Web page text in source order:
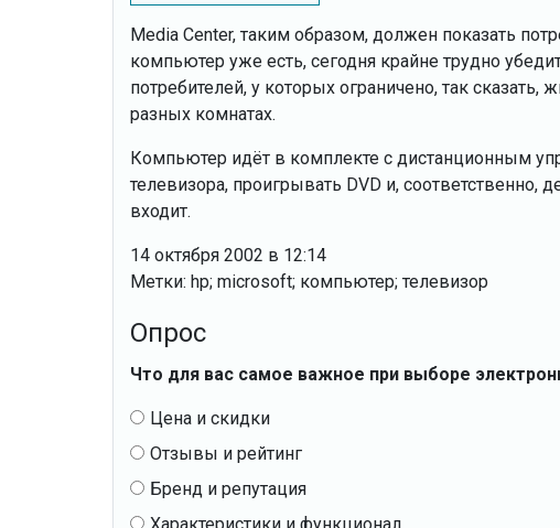
Media Center, таким образом, должен показать
компьютер уже есть, сегодня крайне трудно
потребителей, у которых ограничено, так сказать,
разных комнатах.
Компьютер идёт в комплекте с дистанционным
телевизора, проигрывать DVD и,
входит.
14 октября 2002 в 12:14
Метки: hp; microsoft; компьютер; телевизор
Опрос
Что для вас самое важное при выборе
Цена и скидки
Отзывы и рейтинг
Бренд и репутация